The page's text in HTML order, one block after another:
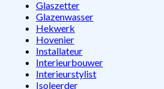
Glaszetter
Glazenwasser
Hekwerk
Hovenier
Installateur
Interieurbouwer
Interieurstylist
Isoleerder